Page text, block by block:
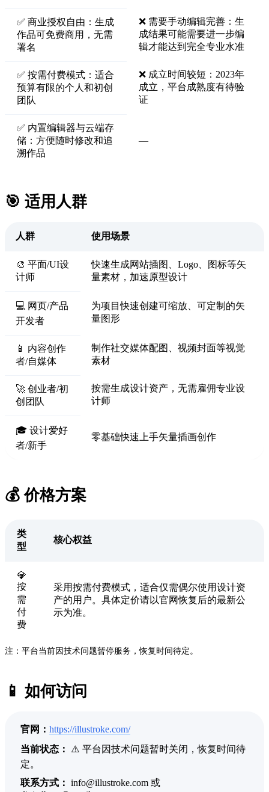
✅ 商业授权自由：生成
作品可免费商用，无需
署名
❌ 需要手动编辑完善：生
成结果可能需要进一步编
辑才能达到完全专业水准
✅ 按需付费模式：适合
预算有限的个人和初创
团队
❌ 成立时间较短：2023年
成立，平台成熟度有待验
证
✅ 内置编辑器与云端存
储：方便随时修改和追
溯作品
—
🎯 适用人群
人群 使用场景
🎨 平面/UI设
计师
快速生成网站插图、Logo、图标等矢
量素材，加速原型设计
💻 网页/产品
开发者
为项目快速创建可缩放、可定制的矢
量图形
📱 内容创作
者/自媒体
制作社交媒体配图、视频封面等视觉
素材
🚀 创业者/初
创团队
按需生成设计资产，无需雇佣专业设
计师
🎓 设计爱好
者/新手
零基础快速上手矢量插画创作
💰 价格方案
类
型
核心权益
💎
按
需
付
费
采用按需付费模式，适合仅需偶尔使用设计资
产的用户。具体定价请以官网恢复后的最新公
示为准。
注：平台当前因技术问题暂停服务，恢复时间待定。
📱 如何访问
官网： https://illustroke.com/
当前状态：
⚠️ 平台因技术问题暂时关闭，恢复时间待
定。
联系方式： info@illustroke.com 或